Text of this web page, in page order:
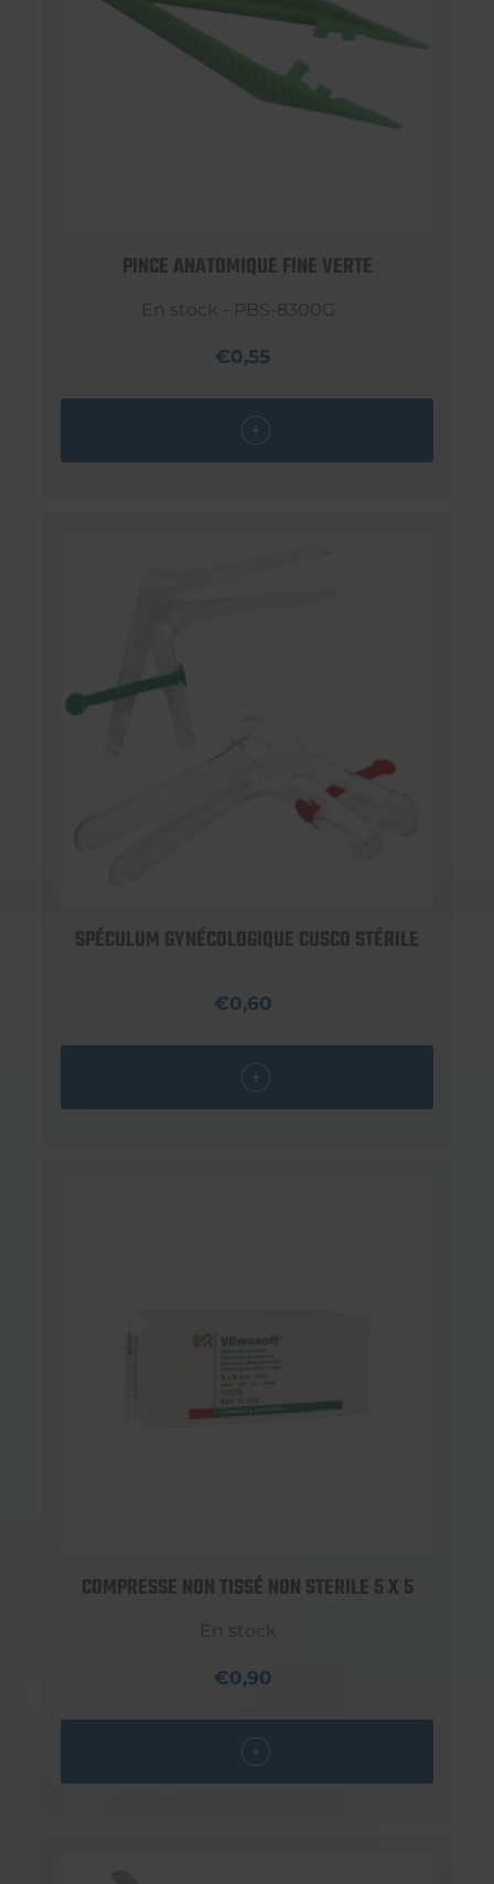
PINCE ANATOMIQUE FINE VERTE
En stock - PBS-8300G
€0,55
SPÉCULUM GYNÉCOLOGIQUE CUSCO STÉRILE
€0,60
COMPRESSE NON TISSÉ NON STERILE 5 X 5
En stock
€0,90